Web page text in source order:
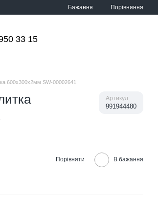
Бажання Порівняння
33 15
600х300х2мм SW-00002641
Артикул
991944480
Порівняти В бажання